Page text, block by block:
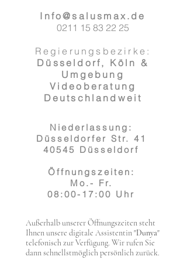
Info@salusmax.de
0211 15 83 22 25
Regierungsbezirke:
Düsseldorf, Köln &
Umgebung
Videoberatung
Deutschlandweit
Niederlassung:
Düsseldorfer Str. 41
40545 Düsseldorf
Öffnungszeiten:
Mo.- Fr.
08:00-17:00 Uhr
Außerhalb unserer Öffnungszeiten steht
Ihnen unsere digitale Assistentin "Dunya"
telefonisch zur Verfügung. Wir rufen Sie
dann schnellstmöglich persönlich zurück.